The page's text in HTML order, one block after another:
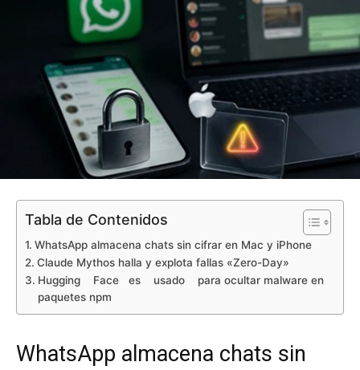
Tabla de Contenidos
WhatsApp almacena chats sin cifrar en Mac y iPhone
Claude Mythos halla y explota fallas «Zero-Day»
Hugging Face es usado para ocultar malware en
paquetes npm
WhatsApp almacena chats sin